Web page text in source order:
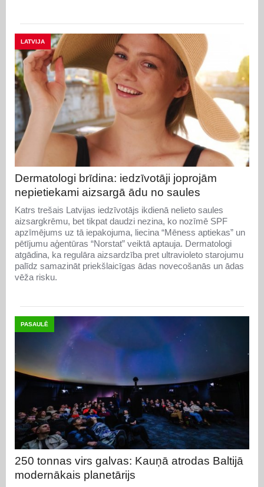
LATVIJA
Dermatologi brīdina: iedzīvotāji joprojām
nepietiekami aizsargā ādu no saules
Katrs trešais Latvijas iedzīvotājs ikdienā nelieto saules
aizsargkrēmu, bet tikpat daudzi nezina, ko nozīmē SPF
apzīmējums uz tā iepakojuma, liecina “Mēness aptiekas” un
pētījumu aģentūras “Norstat” veiktā aptauja. Dermatologi
atgādina, ka regulāra aizsardzība pret ultravioleto starojumu
palīdz samazināt priekšlaicīgas ādas novecošanās un ādas
vēža risku.
PASAULĒ
250 tonnas virs galvas: Kauņā atrodas Baltijā
modernākais planetārijs